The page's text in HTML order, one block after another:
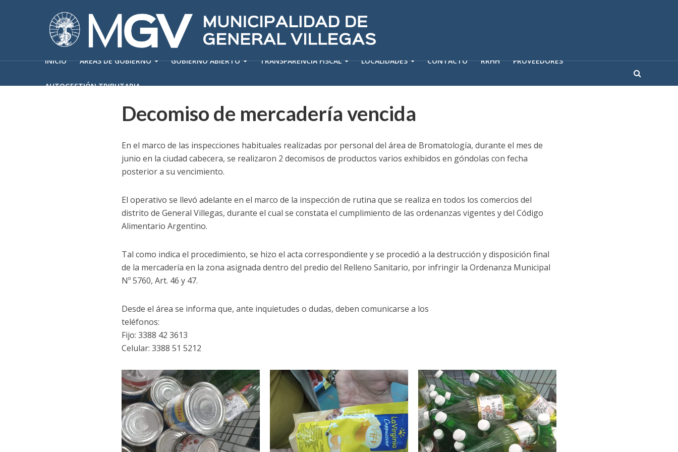
INICIO ÁREAS DE GOBIERNO GOBIERNO ABIERTO TRANSPARENCIA FISCAL LOCALIDADES CONTACTO RRHH PROVEEDORES
AUTOGESTIÓN TRIBUTARIA
Decomiso de mercadería vencida
En el marco de las inspecciones habituales realizadas por personal del área de Bromatología, durante el mes de
junio en la ciudad cabecera, se realizaron 2 decomisos de productos varios exhibidos en góndolas con fecha
posterior a su vencimiento.
El operativo se llevó adelante en el marco de la inspección de rutina que se realiza en todos los comercios del
distrito de General Villegas, durante el cual se constata el cumplimiento de las ordenanzas vigentes y del Código
Alimentario Argentino.
Tal como indica el procedimiento, se hizo el acta correspondiente y se procedió a la destrucción y disposición final
de la mercadería en la zona asignada dentro del predio del Relleno Sanitario, por infringir la Ordenanza Municipal
Nº 5760, Art. 46 y 47.
Desde el área se informa que, ante inquietudes o dudas, deben comunicarse a los
teléfonos:
Fijo: 3388 42 3613
Celular: 3388 51 5212